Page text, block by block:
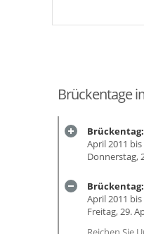
Brückentage
April 2011 bis
Donnerstag,
April 2011 bis
Freitag, 29.